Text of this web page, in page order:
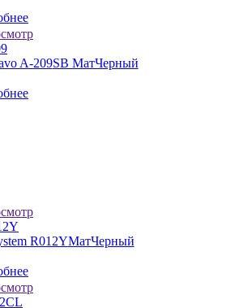
A-209SB МатЧерный
R012YМатЧерный